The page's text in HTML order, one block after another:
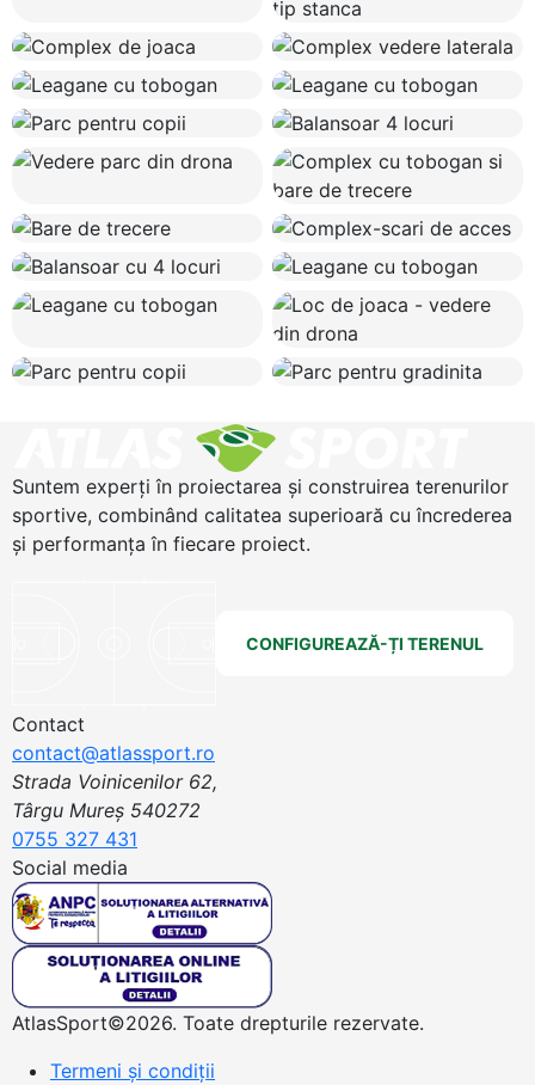
Suntem experți în proiectarea și construirea terenurilor
sportive, combinând calitatea superioară cu încrederea
și performanța în fiecare proiect.
CONFIGUREAZĂ-ȚI TERENUL
Contact
contact@atlassport.ro
Strada Voinicenilor 62,
Târgu Mureș 540272
0755 327 431
Social media
AtlasSport©2026. Toate drepturile rezervate.
Termeni și condiții